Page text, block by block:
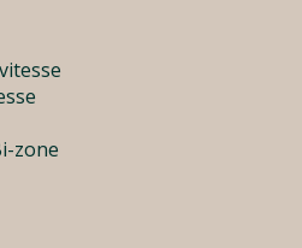
zone